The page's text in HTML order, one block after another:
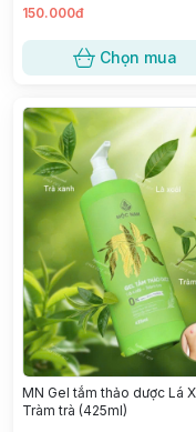
150.000đ
Chọn mua
MN Gel tắm thảo dược Lá
Tràm trà (425ml)